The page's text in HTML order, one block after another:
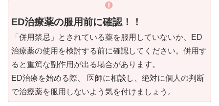
ED治療薬の服用前に確認！！
「併用禁忌」とされている薬を服用していないか、ED
治療薬の使用を検討する前に確認してください。併用す
ると重篤な副作用が出る場合があります。
ED治療を始める際、 医師に相談し、絶対に個人の判断
で治療薬を服用しないよう気を付けましょう。